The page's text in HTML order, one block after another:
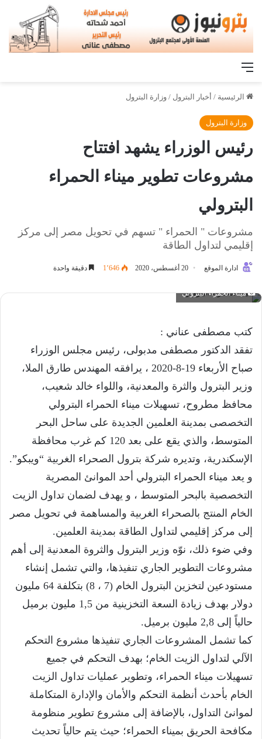
القائمة
الرئيسية / أخبار البترول / وزارة البترول
وزارة البترول
رئيس الوزراء يشهد افتتاح
مشروعات تطوير ميناء الحمراء
البترولي
مشروعات " الحمراء " تسهم في تحويل مصر إلى مركز
إقليمي لتداول الطاقة
ادارة الموقع 20 أغسطس، 2020 1٬646 دقيقة واحدة
ميناء الحمراء البترولي
كتب مصطفى عناني :
تفقد الدكتور مصطفى مدبولى، رئيس مجلس الوزراء
صباح الأربعاء 19-8-2020 ، يرافقه المهندس طارق الملا،
وزير البترول والثرة والمعدنية، واللواء خالد شعيب،
محافظ مطروح، تسهيلات ميناء الحمراء البترولي
التخصصى بمدينة العلمين الجديدة على ساحل البحر
المتوسط، والذي يقع على بعد 120 كم غرب محافظة
الإسكندرية، وتديره شركة بترول الصحراء الغربية “ويبكو”.
و يعد ميناء الحمراء البترولي أحد الموانئ المصرية
التخصصية بالبحر المتوسط ، و يهدف لضمان تداول الزيت
الخام المنتج بالصحراء الغربية والمساهمة في تحويل مصر
إلى مركز إقليمي لتداول الطاقة بمدينة العلمين.
وفي ضوء ذلك، نوّه وزير البترول والثروة المعدنية إلى أهم
مشروعات التطوير الجاري تنفيذها، والتي تشمل إنشاء
مستودعين لتخزين البترول الخام (7 ، 8) بتكلفة 64 مليون
دولار بهدف زيادة السعة التخزينية من 1,5 مليون برميل
حالياً إلى 2,8 مليون برميل.
كما تشمل المشروعات الجاري تنفيذها مشروع التحكم
الآلي لتداول الزيت الخام؛ بهدف التحكم في جميع
تسهيلات ميناء الحمراء، وتطوير عمليات تداول الزيت
الخام بأحدث أنظمة التحكم والأمان والإدارة المتكاملة
لموانئ التداول، بالإضافة إلى مشروع تطوير منظومة
مكافحة الحريق بميناء الحمراء؛ حيث يتم حالياً تحديث